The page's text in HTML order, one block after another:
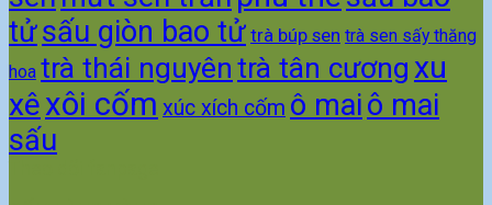
tửsấu giòn bao tử trà búp sen trà sen sấy thăng
hoa trà thái nguyên trà tân cương xu
xêxôi cốm xúc xích cốm ô maiô mai
sấu